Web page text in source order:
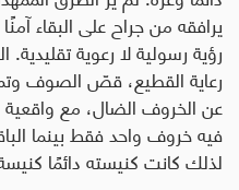
يرافقه من جراح على البقاء
رؤية رسولية لا رعوية
رعاية القطيع، قصّ الصوف
عن الخروف الضال، مع واقعية
فيه خروف واحد فقط بينما
لذلك كانت كنيسته دائمًا